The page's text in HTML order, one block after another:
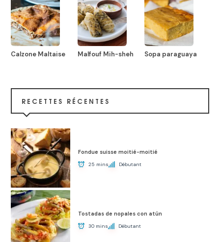
Calzone Maltaise Malfouf Mih-sheh Sopa paraguaya
RECETTES RÉCENTES
Fondue suisse moitié-moitié
25 mins Débutant
Tostadas de nopales con atún
30 mins Débutant